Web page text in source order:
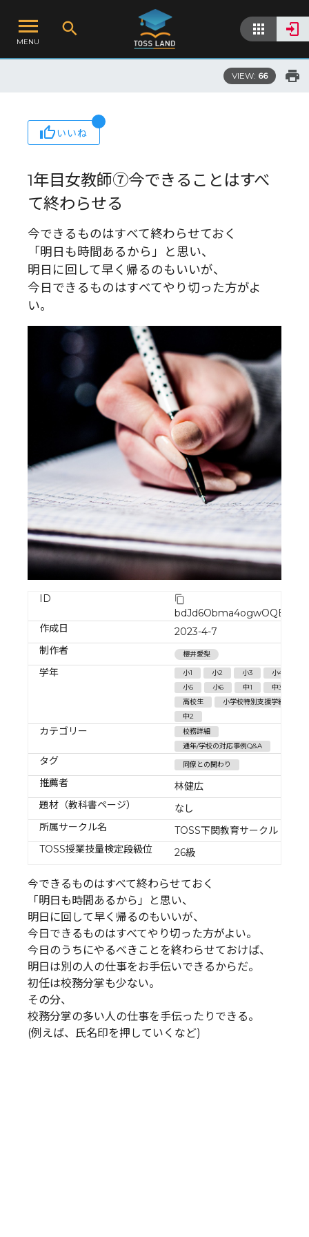
MENU
VIEW: 66
いいね
1年目女教師⑦今できることはすべ
て終わらせる
今できるものはすべて終わらせておく
「明日も時間あるから」と思い、
明日に回して早く帰るのもいいが、
今日できるものはすべてやり切った方がよ
い。
ID
bdJd6Obma4ogwOQEtRg4
作成日
2023-4-7
制作者
櫻井愛梨
学年 小1 小2 小3
小4
小5
小6 中1
中3
高校生
小学校特別支援学級
中2
カテゴリー
校務詳細
通年/学校の対応事例Q&A
タグ 同僚との関わり
推薦者
林健広
題材（教科書ページ）
なし
所属サークル名
TOSS下関教育サークル
TOSS授業技量検定段級位
26級
今できるものはすべて終わらせておく
「明日も時間あるから」と思い、
明日に回して早く帰るのもいいが、
今日できるものはすべてやり切った方がよい。
今日のうちにやるべきことを終わらせておけば、
明日は別の人の仕事をお手伝いできるからだ。
初任は校務分掌も少ない。
その分、
校務分掌の多い人の仕事を手伝ったりできる。
(例えば、氏名印を押していくなど)